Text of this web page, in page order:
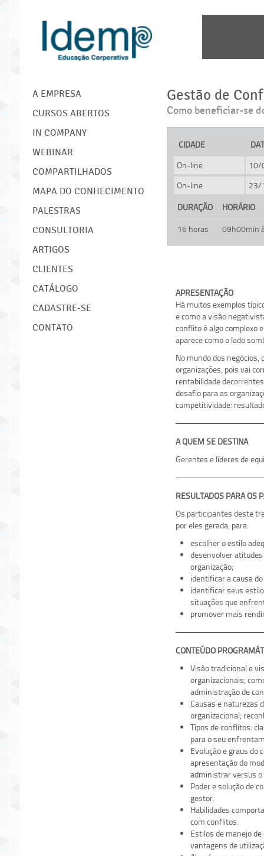
IDEMP
A EMPRESA
CURSOS ABERTOS
IN COMPANY
WEBINAR
COMPARTILHADOS
MAPA DO CONHECIMENTO
PALESTRAS
CONSULTORIA
ARTIGOS
CLIENTES
CATÁLOGO
CADASTRE-SE
CONTATO
Gestão de
Como beneficiar-se
CIDADE
On-line
10/
On-line
23/
DURAÇÃO
HORÁRIO
16 horas
09h00min
APRESENTAÇÃO
Há muitos exemplos
e como a visão
conflito é algo complexo
aparece como o lado
No mundo dos
organizações, pois vai
rentabilidade
desafio para as
competitividade:
A QUEM SE DESTINA
Gerentes e líderes de
RESULTADOS PARA OS
Os participantes deste
por eles gerada, para:
escolher o estilo
desenvolver
organização;
identificar a causa
identificar seus
situações que
promover mais
CONTEÚDO
Visão tradicional e
organizacionais;
administração de
Causas e naturezas
organizacional;
Tipos de conflitos:
para o seu
Evolução e graus
apresentação do
administrar versus o
Poder e solução de
gestor.
Habilidades
com conflitos.
Estilos de manejo
vantagens de